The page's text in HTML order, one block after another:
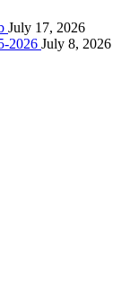
July 17, 2026
2026 July 8, 2026